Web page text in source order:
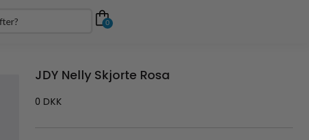
0
JDY Nelly Skjorte Rosa
0 DKK